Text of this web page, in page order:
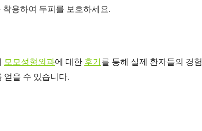
용하여 두피를 보호하세요.
모모성형외과에 대한 후기 를 통해 실제 환자들의 경험
얻을 수 있습니다.